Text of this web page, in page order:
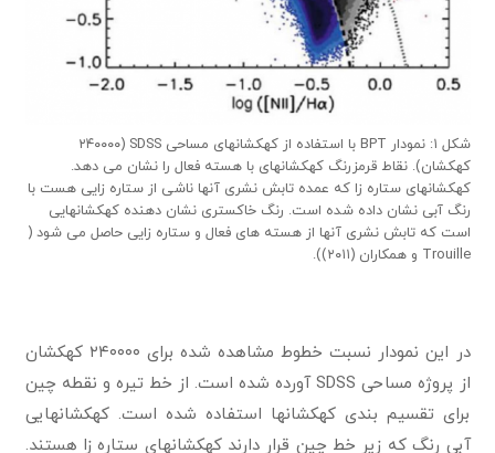
شکل ۱: نمودار BPT با استفاده از کهکشانهای مساحی SDSS (۲۴۰۰۰۰
کهکشان). نقاط قرمزرنگ کهکشانهای با هسته فعال را نشان می دهد.
کهکشانهای ستاره زا که عمده تابش نشری آنها ناشی از ستاره زایی هست با
رنگ آبی نشان داده شده است. رنگ خاکستری نشان دهنده کهکشانهایی
است که تابش نشری آنها از هسته های فعال و ستاره زایی حاصل می شود (
Trouille و همکاران (۲۰۱۱)).
در این نمودار نسبت خطوط مشاهده شده برای ۲۴۰۰۰۰ کهکشان
از پروژه مساحی SDSS آورده شده است. از خط تیره و نقطه چین
برای تقسیم بندی کهکشانها استفاده شده است. کهکشانهایی
آبی رنگ که زیر خط چین قرار دارند کهکشانهای ستاره زا هستند.